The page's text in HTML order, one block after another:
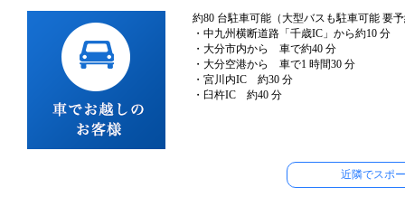
約80 台駐車可能（大型バスも駐車可能 要
・中九州横断道路「千歳IC」から約10 分
・大分市内から 車で約40 分
・大分空港から 車で1 時間30 分
・宮川内IC 約30 分
・臼杵IC 約40 分
近隣でスポ